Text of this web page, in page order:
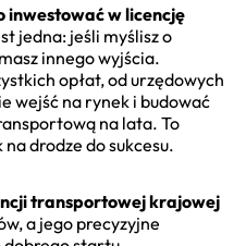
inwestować w licencję
jedna: jeśli myślisz o
innego wyjścia.
opłat, od urzędowych
wejść na rynek i budować
na lata. To
drodze do sukcesu.
transportowej krajowej
a jego precyzyjne